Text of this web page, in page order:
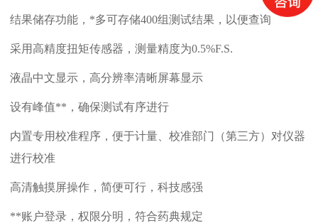
结果储存功能，*多可存储400组测试结果，以便查询
采用高精度扭矩传感器，测量精度为0.5%F.S.
液晶中文显示，高分辨率清晰屏幕显示
设有峰值**，确保测试有序进行
内置专用校准程序，便于计量、校准部门（第三方）对仪器
进行校准
高清触摸屏操作，简便可行，科技感强
**账户登录，权限分明，符合药典规定